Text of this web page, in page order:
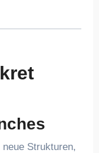
Strukturen,